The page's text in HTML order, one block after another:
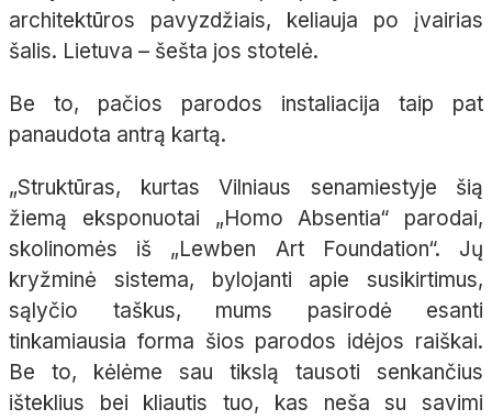
architektūros pavyzdžiais, keliauja po įvairias
šalis. Lietuva – šešta jos stotelė.
Be to, pačios parodos instaliacija taip pat
panaudota antrą kartą.
„Struktūras, kurtas Vilniaus senamiestyje šią
žiemą eksponuotai „Homo Absentia“ parodai,
skolinomės iš „Lewben Art Foundation“. Jų
kryžminė sistema, bylojanti apie susikirtimus,
sąlyčio taškus, mums pasirodė esanti
tinkamiausia forma šios parodos idėjos raiškai.
Be to, kėlėme sau tikslą tausoti senkančius
išteklius bei kliautis tuo, kas neša su savimi